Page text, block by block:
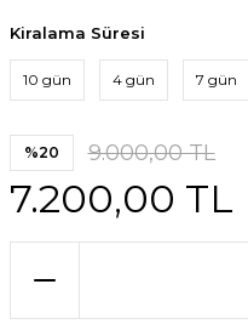
Kiralama Süresi
10 gün 4 gün 7 gün
%20 9.000,00 TL
7.200,00 TL